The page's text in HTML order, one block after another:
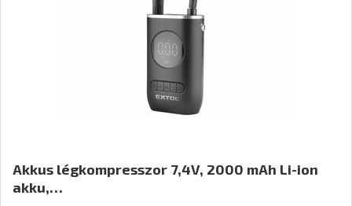
Akkus légkompresszor 7,4V, 2000 mAh Li-ion
akku,…